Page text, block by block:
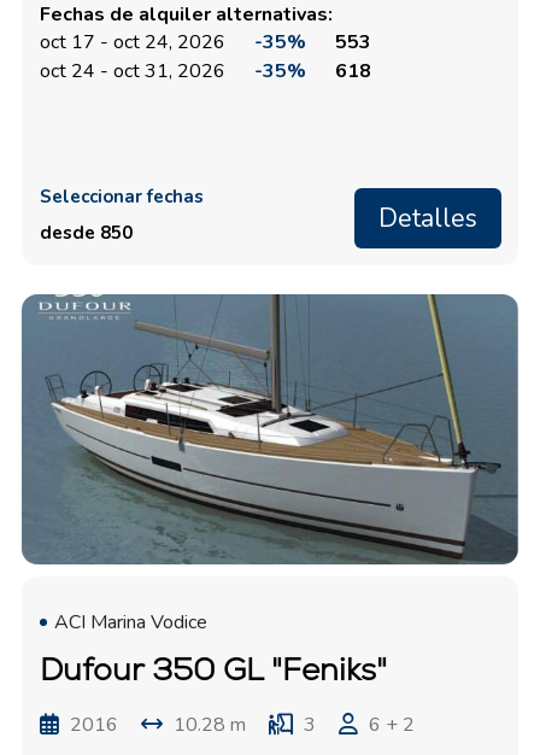
Fechas de alquiler alternativas:
oct 17 - oct 24, 2026
-35%
553
oct 24 - oct 31, 2026
-35% 618
Seleccionar fechas
desde 850
Detalles
ACI Marina Vodice
Dufour 350 GL "Feniks"
2016 10.28 m 3
6 + 2